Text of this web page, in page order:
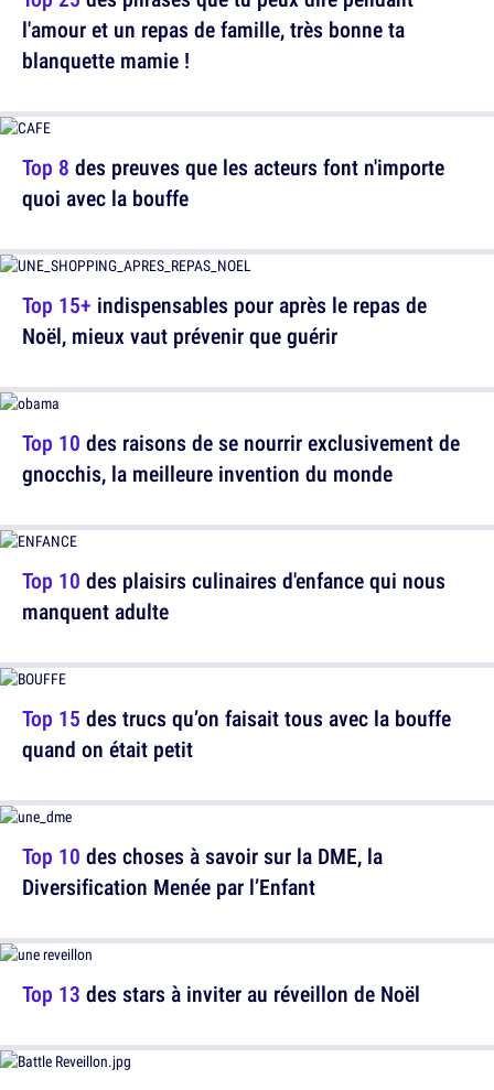
l'amour et un repas de famille, très bonne ta
blanquette mamie !
Top 15+ indispensables pour après le repas de
Noël, mieux vaut prévenir que guérir
Top 10 des plaisirs culinaires d'enfance qui nous
manquent adulte
Top 10 des choses à savoir sur la DME, la
Diversification Menée par l’Enfant
Top 8 des preuves que les acteurs font n'importe
quoi avec la bouffe
Top 10 des raisons de se nourrir exclusivement de
gnocchis, la meilleure invention du monde
Top 15 des trucs qu’on faisait tous avec la bouffe
quand on était petit
Top 13 des stars à inviter au réveillon de Noël